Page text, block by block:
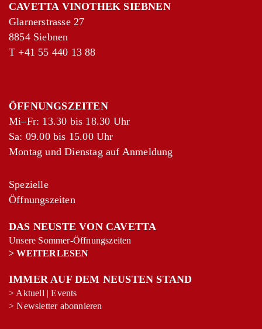
+−
Leaflet |©
CAVETTA VINOTHEK SIEBNEN
Glarnerstrasse 27
8854 Siebnen
T +41 55 440 13 88
ÖFFNUNGSZEITEN
Mi–Fr: 13.30 bis 18.30 Uhr
Sa: 09.00 bis 15.00 Uhr
Montag und Dienstag auf Anmeldung
Spezielle
Öffnungszeiten
DAS NEUSTE VON CAVETTA
Unsere Sommer-Öffnungszeiten
>WEITERLESEN
IMMER AUF DEM NEUSTEN STAND
> Aktuell |Events
>Newsletter abonnieren